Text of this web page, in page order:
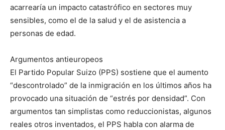
acarrearía un impacto catastrófico en sectores muy
sensibles, como el de la salud y el de asistencia a
personas de edad.
Argumentos antieuropeos
El Partido Popular Suizo (PPS) sostiene que el aumento
“descontrolado” de la inmigración en los últimos años ha
provocado una situación de “estrés por densidad”. Con
argumentos tan simplistas como reduccionistas, algunos
reales otros inventados, el PPS habla con alarma de